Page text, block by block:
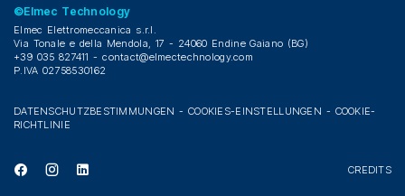
©Elmec Technology
Elmec Elettromeccanica s.r.l.
Via Tonale e della Mendola, 17 - 24060 Endine Gaiano (BG)
+39 035 827411 -contact@elmectechnology.com
P.IVA 02758530162
DATENSCHUTZBESTIMMUNGEN-COOKIES-EINSTELLUNGEN - COOKIE-
RICHTLINIE
CREDITS